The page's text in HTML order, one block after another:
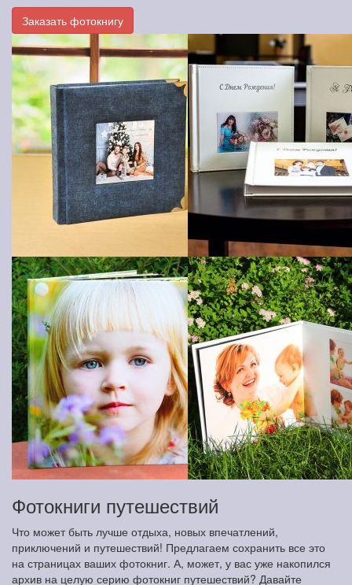
Заказать фотокнигу
Фотокниги путешествий
Что может быть лучше отдыха, новых впечатлений,
приключений и путешествий! Предлагаем сохранить все это
на страницах ваших фотокниг. А, может, у вас уже накопился
архив на целую серию фотокниг путешествий? Давайте